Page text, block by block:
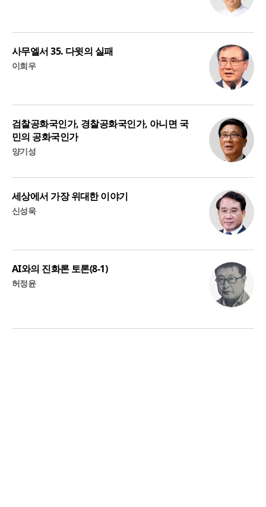
사무엘서 35. 다윗의 실패
이희우
검찰공화국인가, 경찰공화국인가, 아니면 국
민의 공화국인가
양기성
세상에서 가장 위대한 이야기
신성욱
AI와의 진화론 토론(8-1)
허정윤